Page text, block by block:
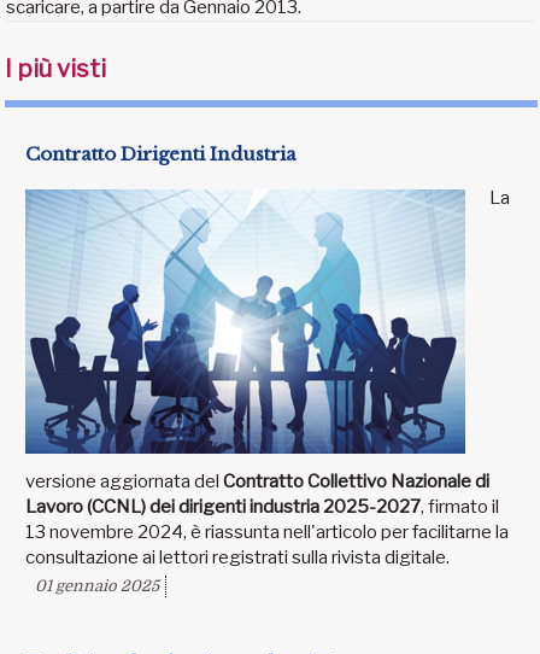
scaricare, a partire da Gennaio 2013.
I più visti
Contratto Dirigenti Industria
La
versione aggiornata del Contratto Collettivo Nazionale di
Lavoro (CCNL) dei dirigenti industria 2025-2027, firmato il
13 novembre 2024, è riassunta nell'articolo per facilitarne la
consultazione ai lettori registrati sulla rivista digitale.
01 gennaio 2025